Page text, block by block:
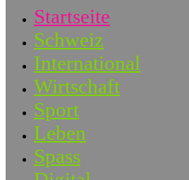
Startseite
Schweiz
International
Wirtschaft
Sport
Leben
Spass